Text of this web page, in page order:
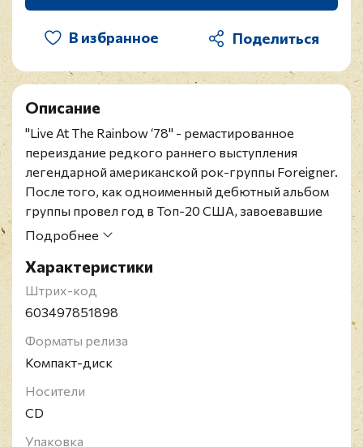
В избранное
Описание
"Live At The Rainbow ‘78" - ремастированное
переиздание редкого раннего выступления
легендарной американской рок-группы Foreigner.
После того, как одноименный дебютный альбом
группы провел год в Топ-20 США, завоевавшие
рок-Олимп герои сыграли аншлаговое шоу в
апреля 1978 года. После вступительного "Long,
Long Way From Home", фанатам была
представлена великолепная демонстрация
"Feels Like The First Time" и "Cold As Ice", а также
эксклюзивное превью двух треков с грядущего
альбома "Double Vision", "Hot Blooded" и "Double
Vision". Представленное классическим составом
Подробнее
Характеристики
Штрих-код
603497851898
Форматы релиза
Компакт-диск
Носители
CD
Упаковка